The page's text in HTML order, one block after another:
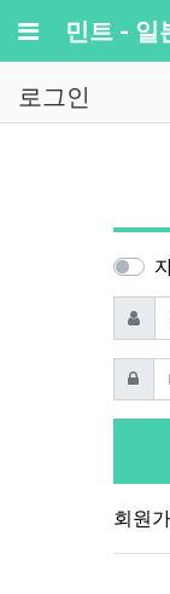
메뉴민트 - 일
로그인
아이디
비밀
회원